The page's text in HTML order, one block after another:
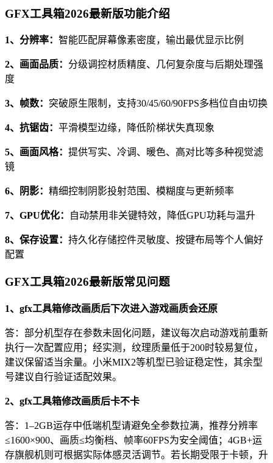
GFX工具箱2026最新版功能介绍
1、分辨率： 智能匹配屏幕像素密度，输出最优显示比例
2、画面品质： 分级调控材质精度、几何复杂度与后期处理强
度
3、帧数： 突破原生限制，支持30/45/60/90FPS多档位自由切换
4、抗锯齿： 平滑模型边缘，降低阶梯状失真现象
5、画面风格： 提供写实、冷调、暖色、高对比等多种视觉滤
镜
6、阴影： 精细控制阴影投射范围、模糊度与更新频率
7、GPU优化： 自动禁用非关键特效，降低GPU功耗与温升
8、保存设置： 持久化存储控件灵敏度、按键布局等个人偏好
配置
GFX工具箱2026最新版常见问题
1、gfx工具箱修改画质后下次进入游戏画质会还原
答：部分机型存在参数未固化问题，建议每次启动游戏前重新
执行一次配置应用；经实测，纹理质量低于200时较易复位，
建议保留适当余量。小米MIX2等机型已验证稳定性，其余型
号建议自行验证适配效果。
2、gfx工具箱修改画质后卡不卡
答：1–2GB运存中低端机型请避免全参数拉满，推荐分辨率
≤1600×900、画质≤均衡档、帧率60FPS为安全阈值；4GB+运
存旗舰机则可根据实际体感灵活调节。若长期受限于卡顿，升